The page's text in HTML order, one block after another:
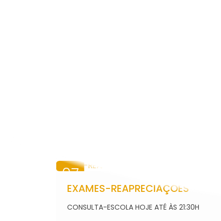
07
AGO
2026
EXAMES-REAPRECIAÇÕES
CONSULTA-ESCOLA HOJE ATÉ ÀS 21:30H